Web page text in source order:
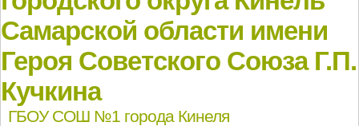
Самарской области имени
Героя Советского Союза Г.П.
Кучкина
ГБОУ СОШ №1 города Кинеля